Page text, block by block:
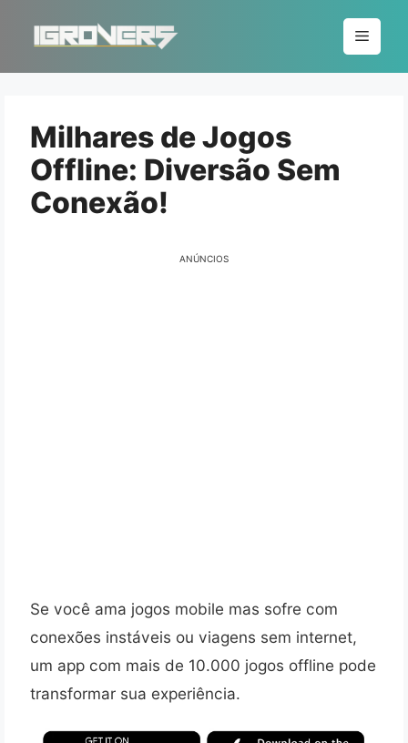
conteúdo
Menu
Milhares de Jogos
Offline: Diversão Sem
Conexão!
ANÚNCIOS
Se você ama jogos mobile mas sofre com
conexões instáveis ou viagens sem internet,
um app com mais de 10.000 jogos offline pode
transformar sua experiência.